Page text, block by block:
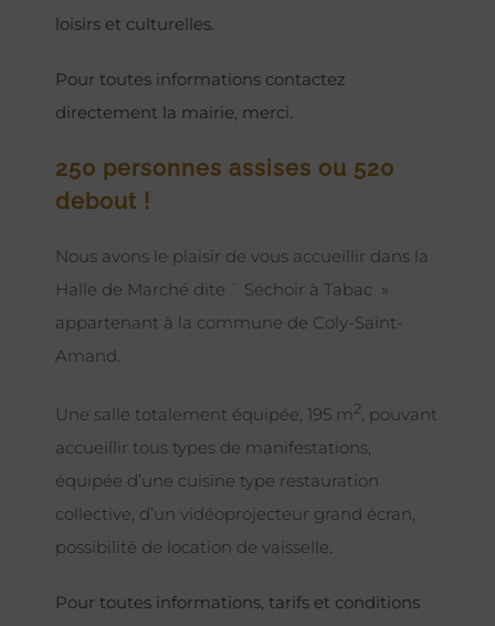
loisirs et culturelles.
Pour toutes informations contactez
directement la mairie, merci.
250 personnes assises ou 520
debout !
Nous avons le plaisir de vous accueillir dans la
Halle de Marché dite ¨ Séchoir à Tabac »
appartenant à la commune de Coly-Saint-
Amand.
Une salle totalement équipée, 195 m2, pouvant
accueillir tous types de manifestations,
équipée d’une cuisine type restauration
collective, d’un vidéoprojecteur grand écran,
possibilité de location de vaisselle.
Pour toutes informations, tarifs et conditions